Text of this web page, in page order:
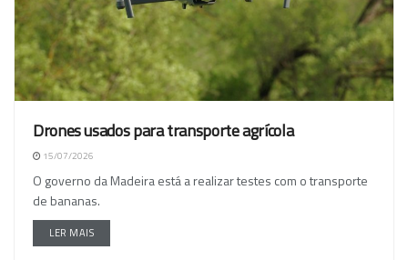
Drones usados para transporte agrícola
15/07/2026
O governo da Madeira está a realizar testes com o transporte
de bananas.
LER MAIS